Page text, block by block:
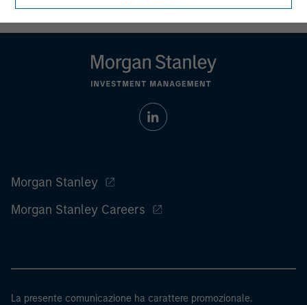
Morgan Stanley
Morgan Stanley Careers
La presente comunicazione ha carattere promozionale.